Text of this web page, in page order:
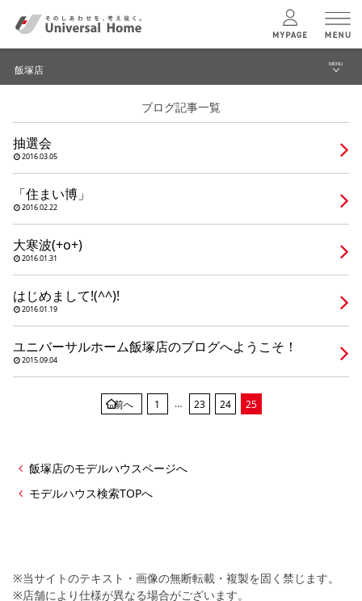
ユニバーサルホームの特長
コンセプトプラン
キャンペーン・コラボ情報
飯塚店 MENU
建築実例・事例
飯塚店 TOPへ
ブログ記事一覧
抽選会
2016.03.05
「住まい博」
2016.02.22
大寒波(+o+)
2016.01.31
はじめまして!(^^)!
2016.01.19
ユニバーサルホーム飯塚店のブログへようこそ！
2015.09.04
前へ 1 … 23 24 25
飯塚店のモデルハウスページへ
モデルハウス検索TOPへ
※当サイトのテキスト・画像の無断転載・複製を固く禁じます。
※店舗により仕様が異なる場合がございます。